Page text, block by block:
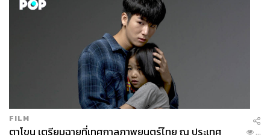
FILM
ตาโขน เตรียมฉายที่เทศกาลภาพยนตร์ไทย ณ ประเทศ
...